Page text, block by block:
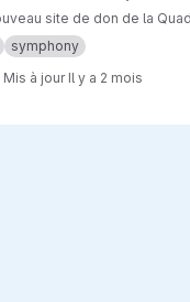
site de don de la
symphony
Mis à jour Il y a 2 mois